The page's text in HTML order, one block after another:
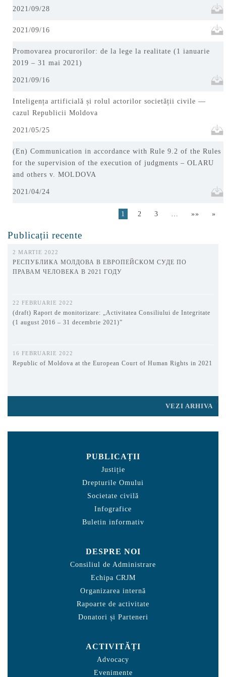
2021/09/28
2021/09/16
Promovarea procurorilor: de la lege la realitate (1 ianuarie
2019 – 31 mai 2021)
2021/09/16
Inteligența artificială și rolul actorilor societății civile —
cazul Republicii Moldova
2021/05/25
(En) Communication in accordance with Rule 9.2 of the Rules
for the supervision of the execution of judgments – OLARU
and others v. MOLDOVA
2021/04/24
1 2 3 … »» »
Publicații recente
2 MARTIE 2022
РЕСПУБЛИКА МОЛДОВА В ЕВРОПЕЙСКОМ СУДЕ ПО
ПРАВАМ ЧЕЛОВЕКА В 2021 ГОДУ
22 FEBRUARIE 2022
(draft) Raport de monitorizare: „Activitatea Consiliului de Integritate
(1 august 2016 – 31 decembrie 2021)”
16 FEBRUARIE 2022
Republic of Moldova at the European Court of Human Rights in 2021
VEZI ARHIVA
PUBLICAȚII
Justiție
Drepturile Omului
Societate civilă
Infografice
Buletin informativ
DESPRE NOI
Consiliul de Administrare
Echipa CRJM
Organizarea internă
Rapoarte de activitate
Donatori și Parteneri
ACTIVITĂȚI
Advocacy
Evenimente